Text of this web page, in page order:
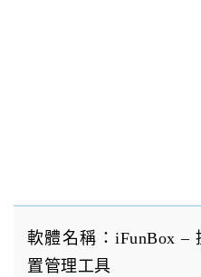
軟體名稱：iFunBox –
置管理工具